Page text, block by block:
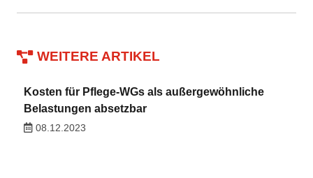
WEITERE ARTIKEL
Kosten für Pflege-WGs als außergewöhnliche
Belastungen absetzbar
08.12.2023